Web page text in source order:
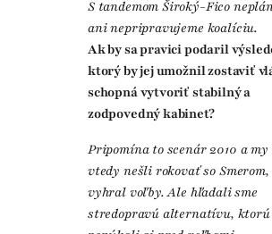
S tandemom Široký-Fico
ani nepripravujeme koalíciu.
Ak by sa pravici podaril
ktorý by jej umožnil zostaviť
schopná vytvoriť stabilný a
zodpovedný kabinet?
Pripomína to scenár 2010 a my
vtedy nešli rokovať so
vyhral voľby. Ale hľadali sme
stredopravú alternatívu, ktorú